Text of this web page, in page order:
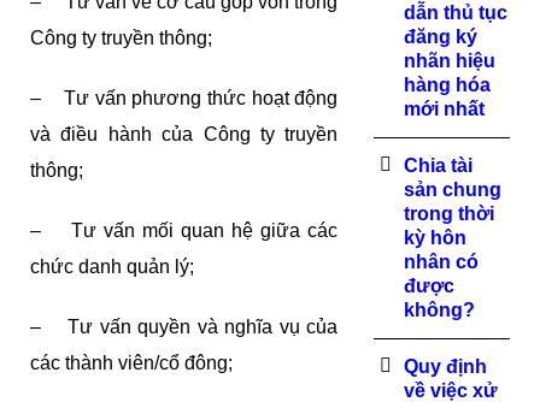
Công ty truyền thông;
– Tư vấn phương thức hoạt động
và điều hành của Công ty truyền
thông;
– Tư vấn mối quan hệ giữa các
chức danh quản lý;
– Tư vấn quyền và nghĩa vụ của
các thành viên/cổ đông;
dẫn thủ tục
đăng ký
nhãn hiệu
hàng hóa
mới nhất
Chia tài
sản chung
trong thời
kỳ hôn
nhân có
được
không?
Quy định
về việc xử